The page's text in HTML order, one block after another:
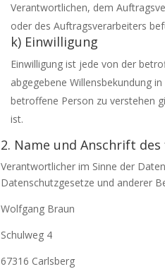
Verantwortlichen, dem
oder des Auftragsverarbeiters
k) Einwilligung
Einwilligung ist jede von der
abgegebene Willensbekundung
betroffene Person zu verstehen
ist.
2. Name und Anschrift
Verantwortlicher im Sinne der
Datenschutzgesetze und anderer
Wolfgang Braun
Schulweg 4
67316 Carlsberg